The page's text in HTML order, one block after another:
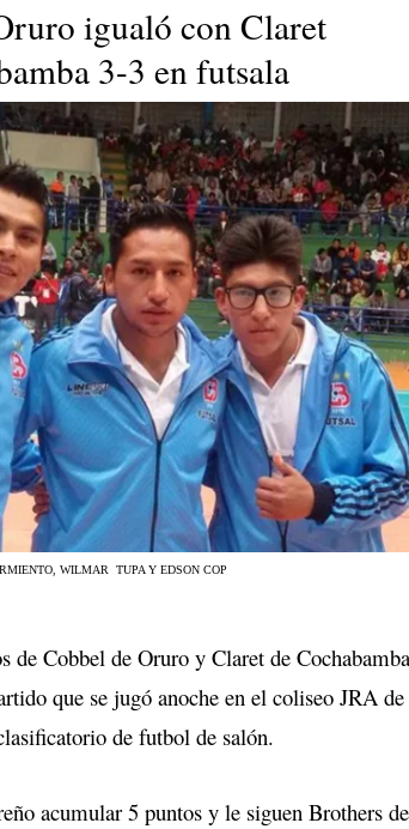
igualó con Claret
3-3 en futsala
WILMAR TUPA Y EDSON COP
de Cobbel de Oruro y Claret de
que se jugó anoche en el coliseo JRA de
de futbol de salón.
acumular 5 puntos y le siguen Brothers de